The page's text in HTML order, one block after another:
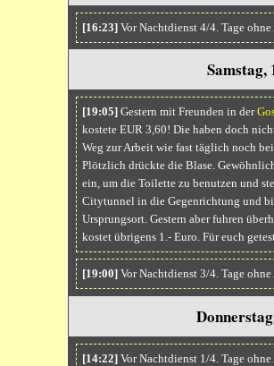
[16:23]Vor Nachtdienst 4/4. Tage
Samstag,
[19:05]Gestern mit Freunden in der
kostete EUR 3,60! Die haben doch
Weg zur Arbeit wie fast täglich noch
Plötzlich drückte die Blase.
ein, um die Toilette zu benutzen und
Citytunnel in die Gegenrichtung und
Ursprungsort. Gestern aber fuhren
kostet übrigens 1.- Euro. Für euch
[19:00]Vor Nachtdienst 3/4. Tage
[14:22]Vor Nachtdienst 1/4. Tage